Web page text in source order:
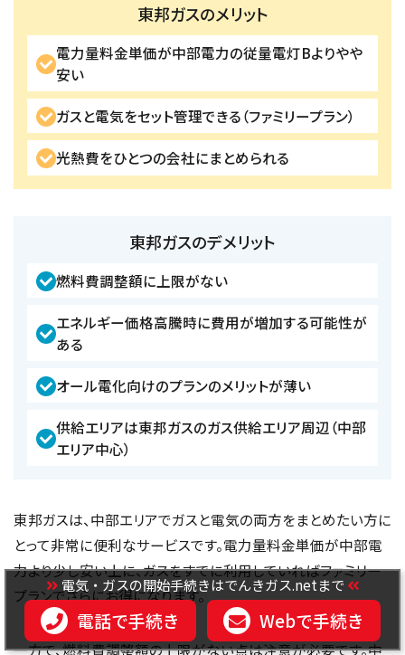
東邦ガスのメリット
電力量料金単価が中部電力の従量電灯Bよりやや
安い
ガスと電気をセット管理できる（ファミリープラン）
光熱費をひとつの会社にまとめられる
東邦ガスのデメリット
燃料費調整額に上限がない
エネルギー価格高騰時に費用が増加する可能性が
ある
オール電化向けのプランのメリットが薄い
供給エリアは東邦ガスのガス供給エリア周辺（中部
エリア中心）
東邦ガスは、中部エリアでガスと電気の両方をまとめたい方に
とって非常に便利なサービスです。電力量料金単価が中部電
力より少し安い上に、ガスをすでに利用していればファミリー
プランでさらにお得になります。
一方で、燃料費調整額の上限がない点は注意が必要です。中
電気・ガスの開始手続きはでんきガス.netまで
電話で手続き Webで手続き